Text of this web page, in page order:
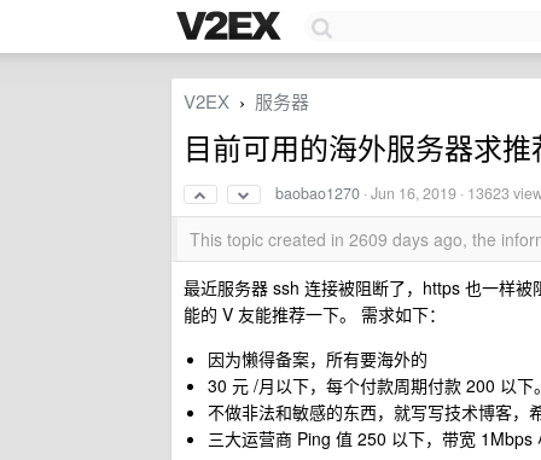
V2EX › 服务器
目前可用的海外服务器求推
baobao1270 ·Jun 16, 2019 · 13623
This topic created in 2609 days ago, the
最近服务器 ssh 连接被阻断了，https 也一样
能的 V 友能推荐一下。 需求如下：
因为懒得备案，所有要海外的
30 元 /月以下，每个付款周期付款 200 以下
不做非法和敏感的东西，就写写技术博客，
三大运营商 Ping 值 250 以下，带宽